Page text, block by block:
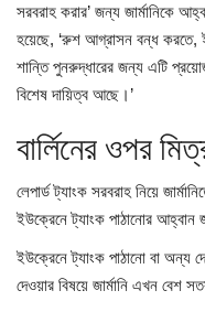
সরবরাহ করার’ জন্য জার্মানিকে
হয়েছে, ‘রুশ আগ্রাসন বন্ধ করতে,
শান্তি পুনরুদ্ধারের জন্য এটি
বিশেষ দায়িত্ব আছে।’
বার্লিনের ওপর
লেপার্ড ট্যাংক সরবরাহ নিয়ে
ইউক্রেনে ট্যাংক পাঠানোর আহ্বান
ইউক্রেনে ট্যাংক পাঠানো বা অন্য
দেওয়ার বিষয়ে জার্মানি এখন বেশ